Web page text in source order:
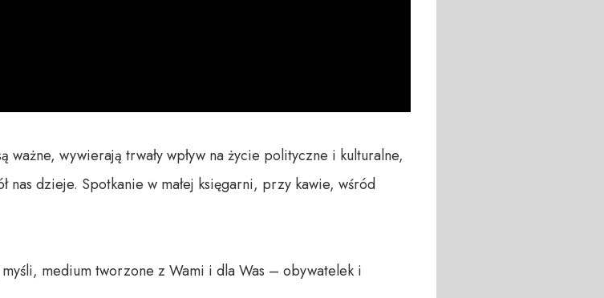
ważne, wywierają trwały wpływ na życie polityczne i kulturalne,
nas dzieje. Spotkanie w małej księgarni, przy kawie, wśród
medium tworzone z Wami i dla Was – obywatelek i